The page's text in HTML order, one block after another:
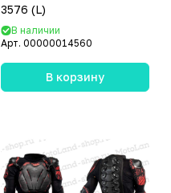
3576 (L)
В наличии
Арт. 00000014560
В корзину